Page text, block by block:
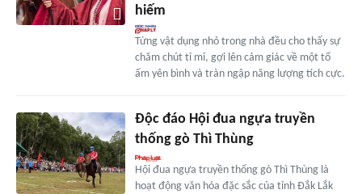
hiếm
Từng vật dụng nhỏ trong nhà đều cho thấy sự
chăm chút tỉ mỉ, gợi lên cảm giác về một tổ
ấm yên bình và tràn ngập năng lượng tích cực.
Độc đáo Hội đua ngựa truyền
thống gò Thì Thùng
Hội đua ngựa truyền thống gò Thì Thùng là
hoạt động văn hóa đặc sắc của tỉnh Đắk Lắk